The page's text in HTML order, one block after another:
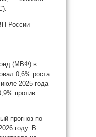
России
(МВФ) в
0,6% роста
2025 года
против
прогноз по
году. В